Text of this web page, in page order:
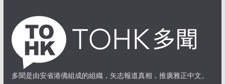
多聞是由安省港僑組成的組織，矢志報道真相，推廣雅正中文。